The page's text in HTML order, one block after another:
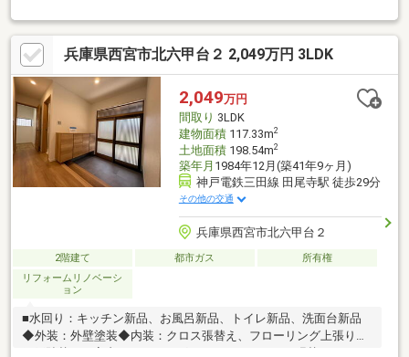
でプライベートも充実。収納も多く、すっきりとした暮らしが叶
います。■バス利用で岡場駅・三宮方面へのアクセス可能。閑静
な住宅地に位置し、落ち着いた住環境でゆったりとお過ごしいた
だけます。■2022年給湯器交換済み。丁寧に使用されており、そ
のままお住まいいただけます。初めてのマイホームにもおすすめ
です。
兵庫県西宮市北六甲台２ 2,049万円 3LDK
2,049万円
間取り 3LDK
建物面積117.33m2
土地面積198.54m2
築年月 1984年12月(築41年9ヶ月)
神戸電鉄三田線 田尾寺駅 徒歩29分
その他の交通
兵庫県西宮市北六甲台２
2階建て 都市ガス
所有権
リフォームリノベーシ
ョン
■水回り：キッチン新品、お風呂新品、トイレ新品、洗面台新品
◆外装：外壁塗装◆内装：クロス張替え、フローリング上張り、